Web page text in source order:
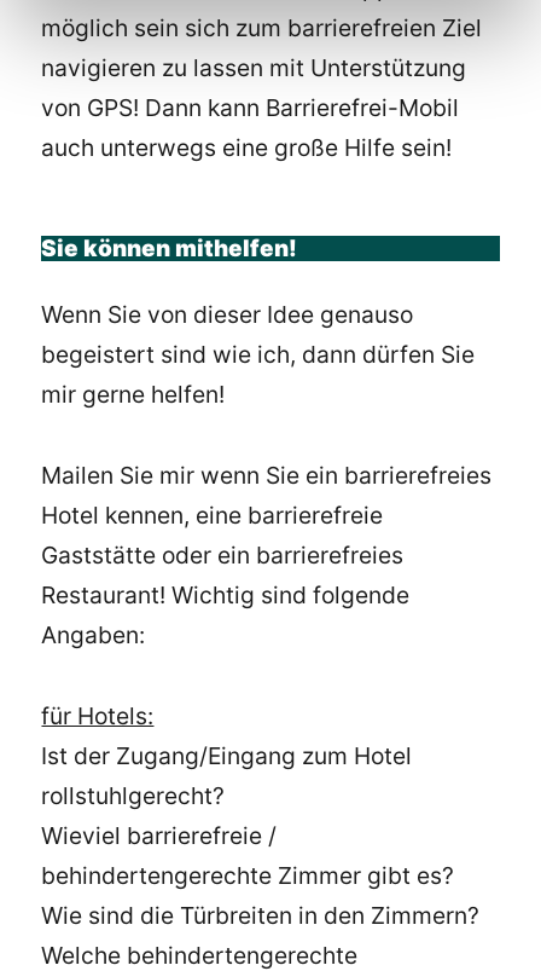
möglich sein sich zum barrierefreien Ziel
navigieren zu lassen mit Unterstützung
von GPS! Dann kann Barrierefrei-Mobil
auch unterwegs eine große Hilfe sein!
Sie können mithelfen!
Wenn Sie von dieser Idee genauso
begeistert sind wie ich, dann dürfen Sie
mir gerne helfen!
Mailen Sie mir wenn Sie ein barrierefreies
Hotel kennen, eine barrierefreie
Gaststätte oder ein barrierefreies
Restaurant! Wichtig sind folgende
Angaben:
für Hotels:
Ist der Zugang/Eingang zum Hotel
rollstuhlgerecht?
Wieviel barrierefreie /
behindertengerechte Zimmer gibt es?
Wie sind die Türbreiten in den Zimmern?
Welche behindertengerechte